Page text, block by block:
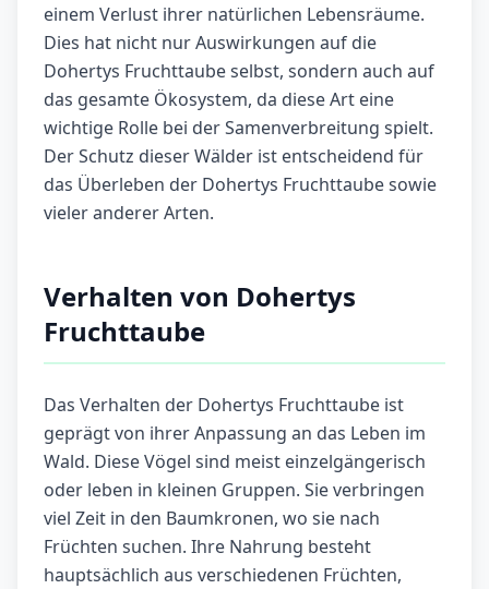
einem Verlust ihrer natürlichen Lebensräume.
Dies hat nicht nur Auswirkungen auf die
Dohertys Fruchttaube selbst, sondern auch auf
das gesamte Ökosystem, da diese Art eine
wichtige Rolle bei der Samenverbreitung spielt.
Der Schutz dieser Wälder ist entscheidend für
das Überleben der Dohertys Fruchttaube sowie
vieler anderer Arten.
Verhalten von Dohertys
Fruchttaube
Das Verhalten der Dohertys Fruchttaube ist
geprägt von ihrer Anpassung an das Leben im
Wald. Diese Vögel sind meist einzelgängerisch
oder leben in kleinen Gruppen. Sie verbringen
viel Zeit in den Baumkronen, wo sie nach
Früchten suchen. Ihre Nahrung besteht
hauptsächlich aus verschiedenen Früchten,